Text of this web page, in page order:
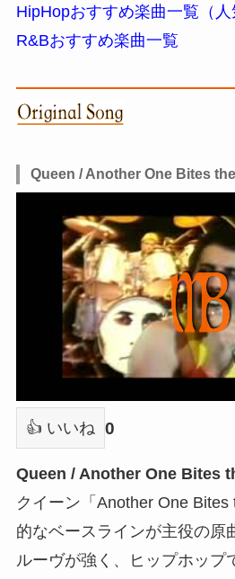
HipHopおすすめ楽曲一覧（人
R&Bおすすめ楽曲一覧
Queen / Another One Bites
👍 いいね 0
Queen / Another One Bites
クイーン「Another One
的なベースラインが主役の原
ルーヴが強く、ヒップホップ